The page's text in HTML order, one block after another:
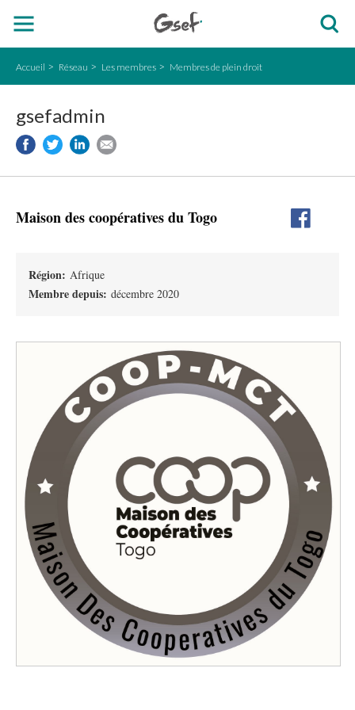
Accueil Réseau Les membres Membres de plein droit
gsefadmin
Maison des coopératives du Togo
Région: Afrique
Membre depuis: décembre 2020